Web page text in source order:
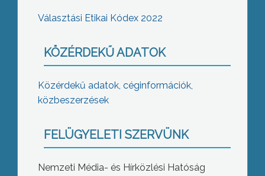
Választási Etikai Kódex 2022
KÖZÉRDEKŰ ADATOK
Közérdekű adatok, céginformációk,
közbeszerzések
FELÜGYELETI SZERVÜNK
Nemzeti Média- és Hírközlési Hatóság